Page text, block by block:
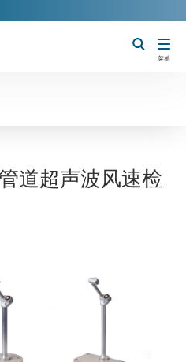
切换搜索
菜单
道超声波风速检